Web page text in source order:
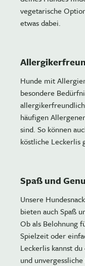
vegetarische
etwas dabei.
Hunde mit
besondere
häufigen
sind. So können
köstliche Leckerlis
Spaß und
Unsere
bieten auch Spaß
Ob als Belohnung
Spielzeit oder
Leckerlis kannst
und